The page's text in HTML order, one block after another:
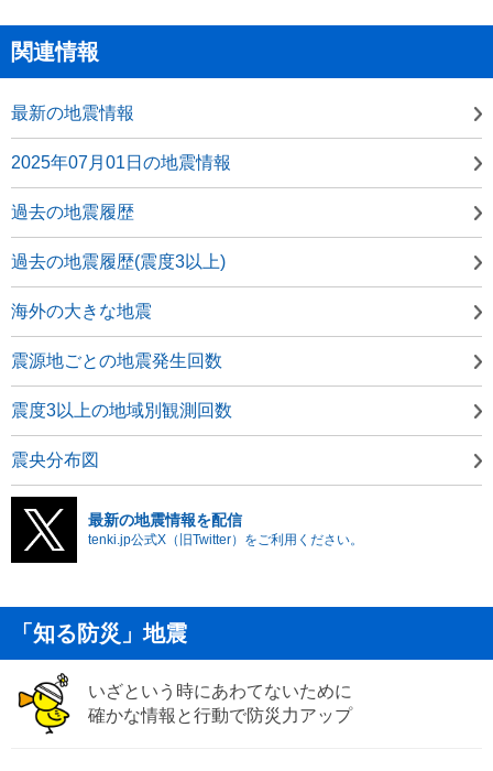
関連情報
最新の地震情報
2025年07月01日の地震情報
過去の地震履歴
過去の地震履歴(震度3以上)
海外の大きな地震
震源地ごとの地震発生回数
震度3以上の地域別観測回数
震央分布図
最新の地震情報を配信
tenki.jp公式X（旧Twitter）をご利用ください。
「知る防災」地震
いざという時にあわてないために
確かな情報と行動で防災力アップ